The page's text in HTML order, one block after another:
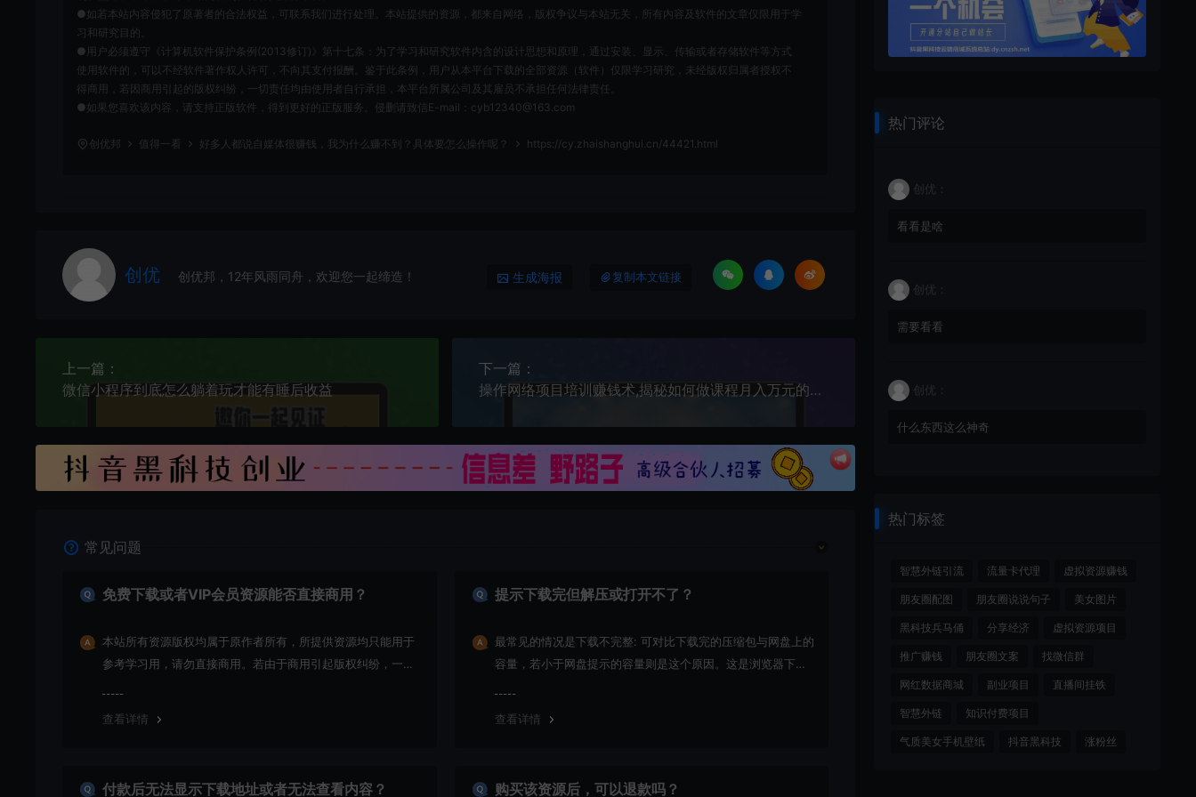
●如若本站内容侵犯了原著者的合法权益，可联系我们进行处理。本站提供的资源，都来自网络，版权争议与本站无关，所有内容及软件的文章仅限用于学
习和研究目的。
●用户必须遵守《计算机软件保护条例(2013修订)》第十七条：为了学习和研究软件内含的设计思想和原理，通过安装、显示、传输或者存储软件等方式
使用软件的，可以不经软件著作权人许可，不向其支付报酬。鉴于此条例，用户从本平台下载的全部资源（软件）仅限学习研究，未经版权归属者授权不
得商用，若因商用引起的版权纠纷，一切责任均由使用者自行承担，本平台所属公司及其雇员不承担任何法律责任。
●如果您喜欢该内容，请支持正版软件，得到更好的正版服务。侵删请致信E-mail：cyb12340@163.com
创优邦 值得一看 好多人都说自媒体很赚钱，我为什么赚不到？具体要怎么操作呢？ https://cy.zhaishanghui.cn/44421.html
创优 创优邦，12年风雨同舟，欢迎您一起缔造！ 生成海报 复制本文链接
上一篇：
微信小程序到底怎么躺着玩才能有睡后收益
下一篇：
操作网络项目培训赚钱术,揭秘如何做课程月入万元的生意
常见问题
免费下载或者VIP会员资源能否直接商用？
本站所有资源版权均属于原作者所有，所提供资源均只能用于
参考学习用，请勿直接商用。若由于商用引起版权纠纷，一切
查看详情
提示下载完但解压或打开不了？
最常见的情况是下载不完整: 可对比下载完的压缩包与网盘上的
容量，若小于网盘提示的容量则是这个原因。这是浏览器下载
查看详情
付款后无法显示下载地址或者无法查看内容？ 购买该资源后，可以退款吗？
热门评论
创优：
看看是啥
创优：
需要看看
创优：
什么东西这么神奇
热门标签
智慧外链引流 流量卡代理 虚拟资源赚钱
朋友圈配图 朋友圈说说句子 美女图片
黑科技兵马俑 分享经济 虚拟资源项目
推广赚钱 朋友圈文案 找微信群
网红数据商城 副业项目 直播间挂铁
智慧外链 知识付费项目
气质美女手机壁纸 抖音黑科技 涨粉丝